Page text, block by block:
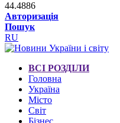
44.4886
Авторизація
Пошук
RU
ВСІ РОЗДІЛИ
Головна
Україна
Місто
Світ
Бізнес